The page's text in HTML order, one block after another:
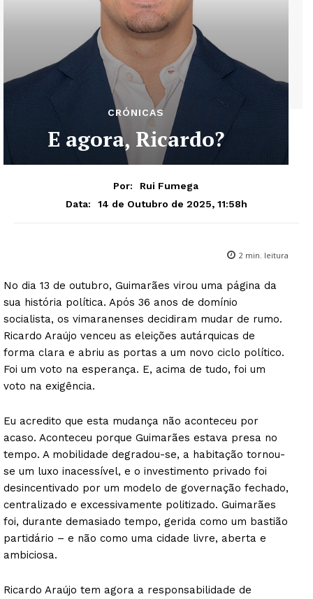
CRÓNICAS
E agora, Ricardo?
Por:
Rui Fumega
Data:
14 de Outubro de 2025, 11:58h
2 min. leitura
No dia 13 de outubro, Guimarães virou uma página da
sua história política. Após 36 anos de domínio
socialista, os vimaranenses decidiram mudar de rumo.
Ricardo Araújo venceu as eleições autárquicas de
forma clara e abriu as portas a um novo ciclo político.
Foi um voto na esperança. E, acima de tudo, foi um
voto na exigência.
Eu acredito que esta mudança não aconteceu por
acaso. Aconteceu porque Guimarães estava presa no
tempo. A mobilidade degradou-se, a habitação tornou-
se um luxo inacessível, e o investimento privado foi
desincentivado por um modelo de governação fechado,
centralizado e excessivamente politizado. Guimarães
foi, durante demasiado tempo, gerida como um bastião
partidário – e não como uma cidade livre, aberta e
ambiciosa.
Ricardo Araújo tem agora a responsabilidade de